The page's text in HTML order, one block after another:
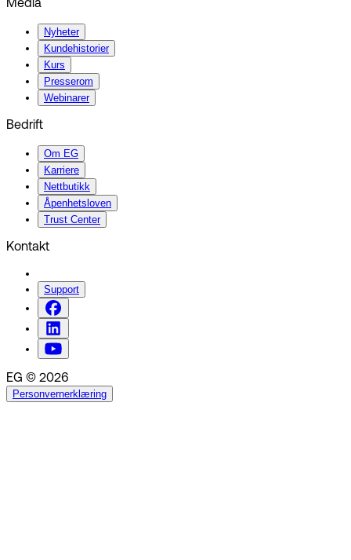
Media
Nyheter
Kundehistorier
Kurs
Presserom
Webinarer
Bedrift
Om EG
Karriere
Nettbutikk
Åpenhetsloven
Trust Center
Kontakt
Support
EG © 2026
Personvernerklæring